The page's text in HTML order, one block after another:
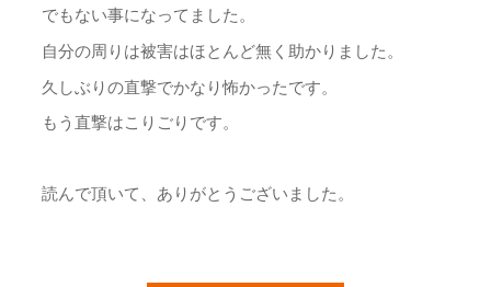
でもない事になってました。
自分の周りは被害はほとんど無く助かりました。
久しぶりの直撃でかなり怖かったです。
もう直撃はこりごりです。
読んで頂いて、ありがとうございました。